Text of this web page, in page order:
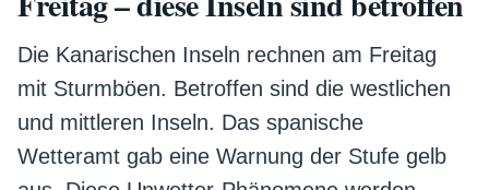
Die Kanarischen Inseln rechnen am Freitag
mit Sturmböen. Betroffen sind die westlichen
und mittleren Inseln. Das spanische
Wetteramt gab eine Warnung der Stufe gelb